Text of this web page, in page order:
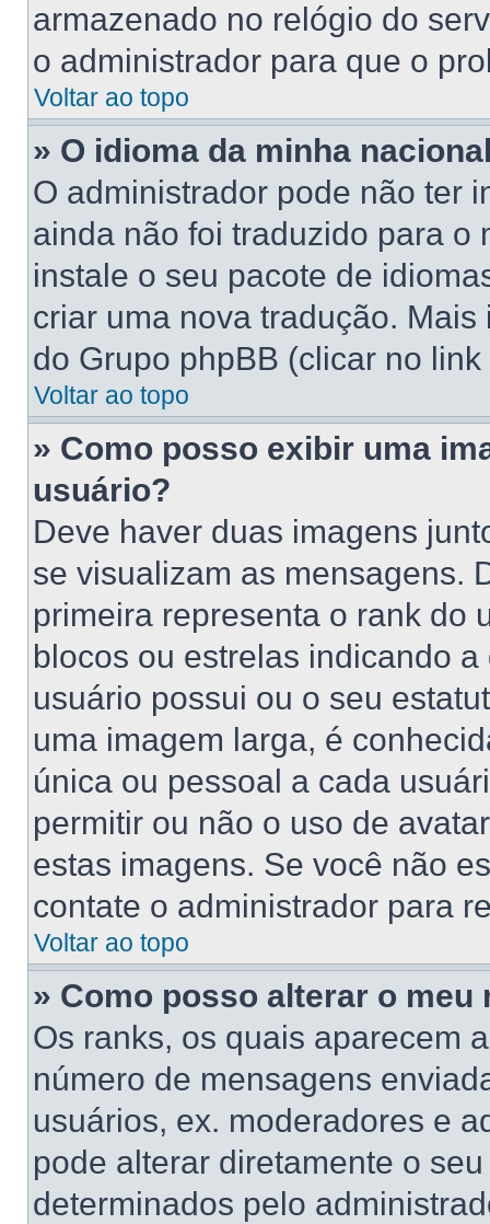
armazenado no relógio do
o administrador para que o
Voltar ao topo
» O idioma da minha
O administrador pode não ter
ainda não foi traduzido para o
instale o seu pacote de
criar uma nova tradução.
do Grupo phpBB (clicar no
Voltar ao topo
» Como posso exibir uma
usuário?
Deve haver duas imagens
se visualizam as mensagens.
primeira representa o rank do
blocos ou estrelas indicando
usuário possui ou o seu
uma imagem larga, é
única ou pessoal a cada
permitir ou não o uso de
estas imagens. Se você não
contate o administrador para
Voltar ao topo
» Como posso alterar o meu
Os ranks, os quais aparecem
número de mensagens
usuários, ex. moderadores e
pode alterar diretamente o
determinados pelo